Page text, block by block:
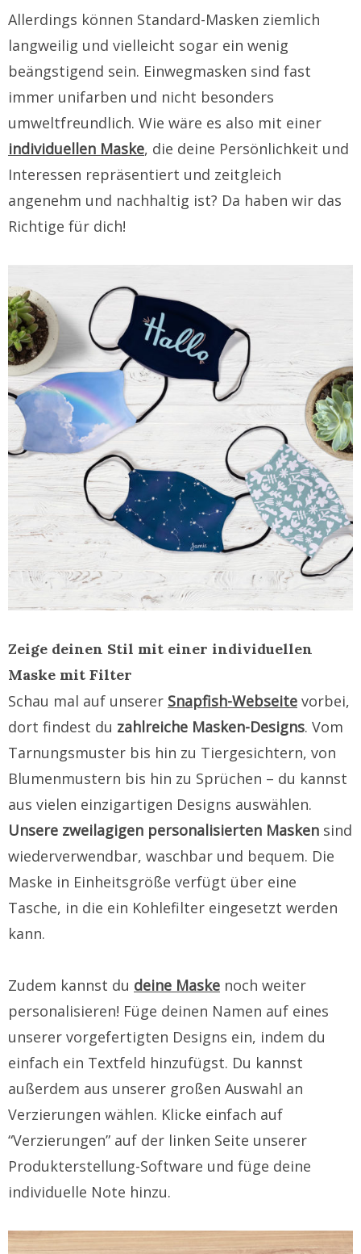
Allerdings können Standard-Masken ziemlich
langweilig und vielleicht sogar ein wenig
beängstigend sein. Einwegmasken sind fast
immer unifarben und nicht besonders
umweltfreundlich. Wie wäre es also mit einer
individuellen Maske, die deine Persönlichkeit und
Interessen repräsentiert und zeitgleich
angenehm und nachhaltig ist? Da haben wir das
Richtige für dich!
Zeige deinen Stil mit einer individuellen
Maske mit Filter
Schau mal auf unserer Snapfish-Webseite vorbei,
dort findest du zahlreiche Masken-Designs. Vom
Tarnungsmuster bis hin zu Tiergesichtern, von
Blumenmustern bis hin zu Sprüchen – du kannst
aus vielen einzigartigen Designs auswählen.
Unsere zweilagigen personalisierten Masken sind
wiederverwendbar, waschbar und bequem. Die
Maske in Einheitsgröße verfügt über eine
Tasche, in die ein Kohlefilter eingesetzt werden
kann.
Zudem kannst du deine Maske noch weiter
personalisieren! Füge deinen Namen auf eines
unserer vorgefertigten Designs ein, indem du
einfach ein Textfeld hinzufügst. Du kannst
außerdem aus unserer großen Auswahl an
Verzierungen wählen. Klicke einfach auf
“Verzierungen” auf der linken Seite unserer
Produkterstellung-Software und füge deine
individuelle Note hinzu.